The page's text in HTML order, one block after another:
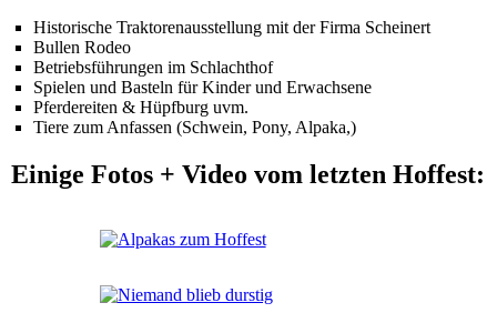
Historische Traktorenausstellung mit der Firma Scheinert
Bullen Rodeo
Betriebsführungen im Schlachthof
Spielen und Basteln für Kinder und Erwachsene
Pferdereiten & Hüpfburg uvm.
Tiere zum Anfassen (Schwein, Pony, Alpaka,)
Einige Fotos + Video vom letzten Hoffest: